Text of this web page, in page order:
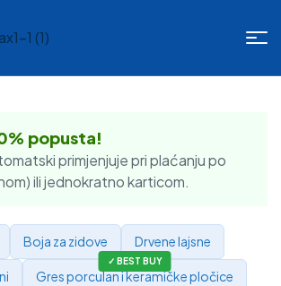
popusta!
primjenjuje pri plaćanju po
ili jednokratno karticom.
Boja za zidove Drvene lajsne
Gres porculan i keramičke pločice